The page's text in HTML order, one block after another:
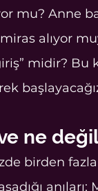
mu? Anne
alıyor
midir? Bu
ne
birden fazla